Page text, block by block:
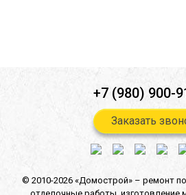
© 2010-2026 «Домострой» – ремонт
+7 (980) 900-
Заказать